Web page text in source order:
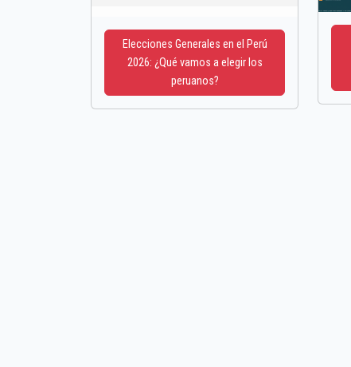
Elecciones Generales en el Perú
2026: ¿Qué vamos a elegir los
peruanos?